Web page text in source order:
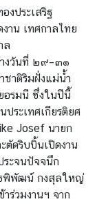
ประเสริฐ
าน เทศกาลไทย
ล
งวันที่ ๒๙–๓๑
าติริมฝั่งแม่น้ำ
อรมนี ซึ่งในปีนี้
ประเทศเกียรติยศ
Josef นายก
ตัดริบบิ้นเปิดงาน
ระจนปัจจนึก
พิพัฒน์ กงสุลใหญ่
ร่วมงานฯ จาก